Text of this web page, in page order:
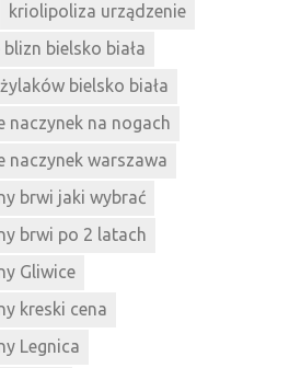
kriolipoliza urządzenie
bielsko biała
bielsko biała
naczynek na nogach
naczynek warszawa
brwi jaki wybrać
brwi po 2 latach
Gliwice
kreski cena
Legnica